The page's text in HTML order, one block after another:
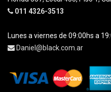
011 4326-3513
Lunes a viernes de 09:00hs a
Daniel@black.com.ar